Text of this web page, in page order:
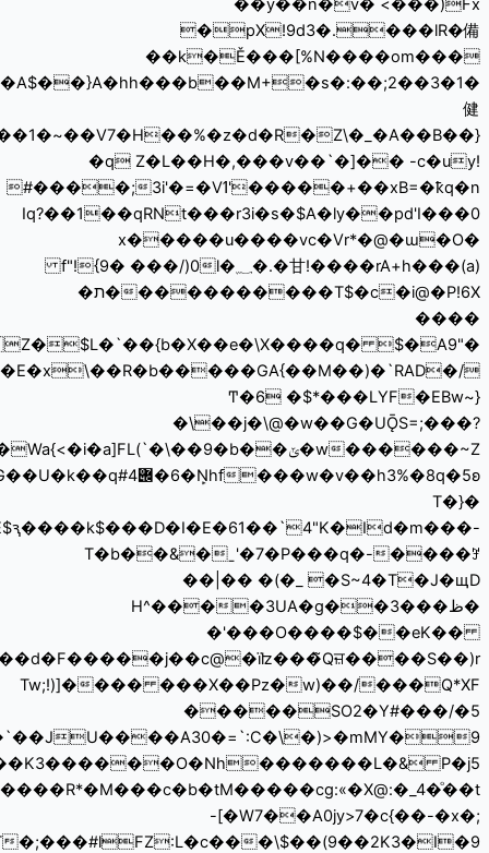
��y^tc+�%��f ɍkp��~��(���TB�>�������<